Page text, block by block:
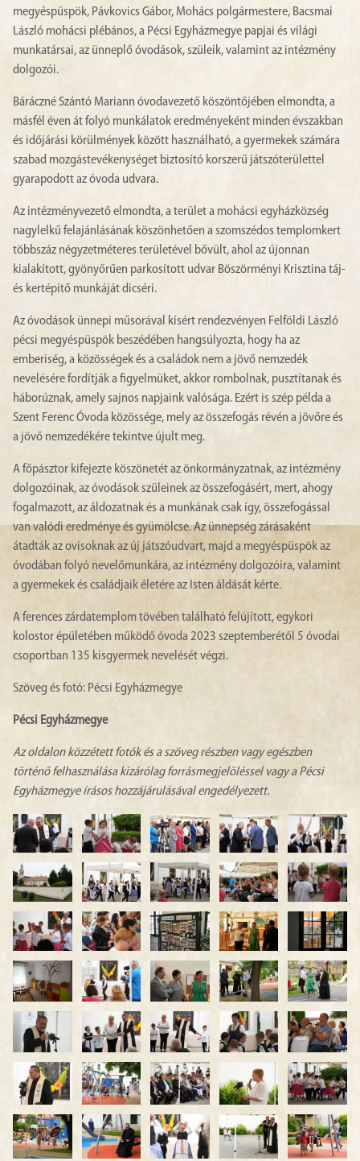
megyéspüspök, Pávkovics Gábor, Mohács polgármestere, Bacsmai
László mohácsi plébános, a Pécsi Egyházmegye papjai és világi
munkatársai, az ünneplő óvodások, szüleik, valamint az intézmény
dolgozói.
Báráczné Szántó Mariann óvodavezető köszöntőjében elmondta, a
másfél éven át folyó munkálatok eredményeként minden évszakban
és időjárási körülmények között használható, a gyermekek számára
szabad mozgástevékenységet biztosító korszerű játszóterülettel
gyarapodott az óvoda udvara.
Az intézményvezető elmondta, a terület a mohácsi egyházközség
nagylelkű felajánlásának köszönhetően a szomszédos templomkert
többszáz négyzetméteres területével bővült, ahol az újonnan
kialakított, gyönyőrűen parkosított udvar Böszörményi Krisztina táj-
és kertépítő munkáját dicséri.
Az óvodások ünnepi műsorával kísért rendezvényen Felföldi László
pécsi megyéspüspök beszédében hangsúlyozta, hogy ha az
emberiség, a közösségek és a családok nem a jövő nemzedék
nevelésére fordítják a figyelmüket, akkor rombolnak, pusztítanak és
háborúznak, amely sajnos napjaink valósága. Ezért is szép példa a
Szent Ferenc Óvoda közössége, mely az összefogás révén a jövőre és
a jövő nemzedékére tekintve újult meg.
A főpásztor kifejezte köszönetét az önkormányzatnak, az intézmény
dolgozóinak, az óvodások szüleinek az összefogásért, mert, ahogy
fogalmazott, az áldozatnak és a munkának csak így, összefogással
van valódi eredménye és gyümölcse. Az ünnepség zárásaként
átadták az ovisoknak az új játszóudvart, majd a megyéspüspök az
óvodában folyó nevelőmunkára, az intézmény dolgozóira, valamint
a gyermekek és családjaik életére az Isten áldását kérte.
A ferences zárdatemplom tövében található felújított, egykori
kolostor épületében működő óvoda 2023 szeptemberétől 5 óvodai
csoportban 135 kisgyermek nevelését végzi.
Szöveg és fotó: Pécsi Egyházmegye
Pécsi Egyházmegye
Az oldalon közzétett fotók és a szöveg részben vagy egészben
történő felhasználása kizárólag forrásmegjelöléssel vagy a Pécsi
Egyházmegye írásos hozzájárulásával engedélyezett.